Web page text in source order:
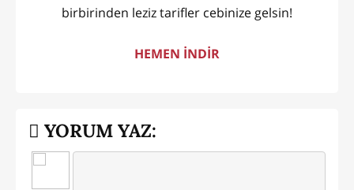
birbirinden leziz tarifler cebinize gelsin!
HEMEN İNDİR
YORUM YAZ: